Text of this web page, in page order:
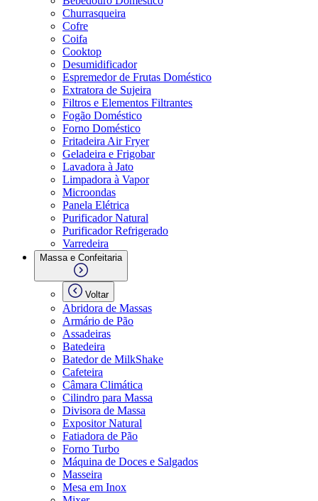
Churrasqueira
Cofre
Coifa
Cooktop
Desumidificador
Espremedor de Frutas Doméstico
Extratora de Sujeira
Filtros e Elementos Filtrantes
Fogão Doméstico
Forno Doméstico
Fritadeira Air Fryer
Geladeira e Frigobar
Lavadora à Jato
Limpadora à Vapor
Microondas
Panela Elétrica
Purificador Natural
Purificador Refrigerado
Varredeira
Massa e Confeitaria
Voltar
Abridora de Massas
Armário de Pão
Assadeiras
Batedeira
Batedor de MilkShake
Cafeteira
Câmara Climática
Cilindro para Massa
Divisora de Massa
Expositor Natural
Fatiadora de Pão
Forno Turbo
Máquina de Doces e Salgados
Masseira
Mesa em Inox